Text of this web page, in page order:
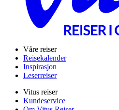
Våre reiser
Reisekalender
Inspirasjon
Leserreiser
Vitus reiser
Kundeservice